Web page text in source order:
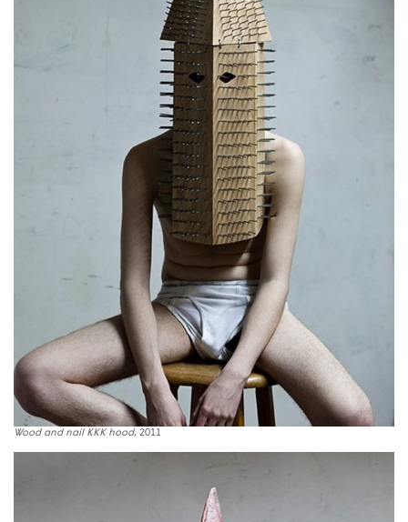
Wood and nail KKK hood, 2011